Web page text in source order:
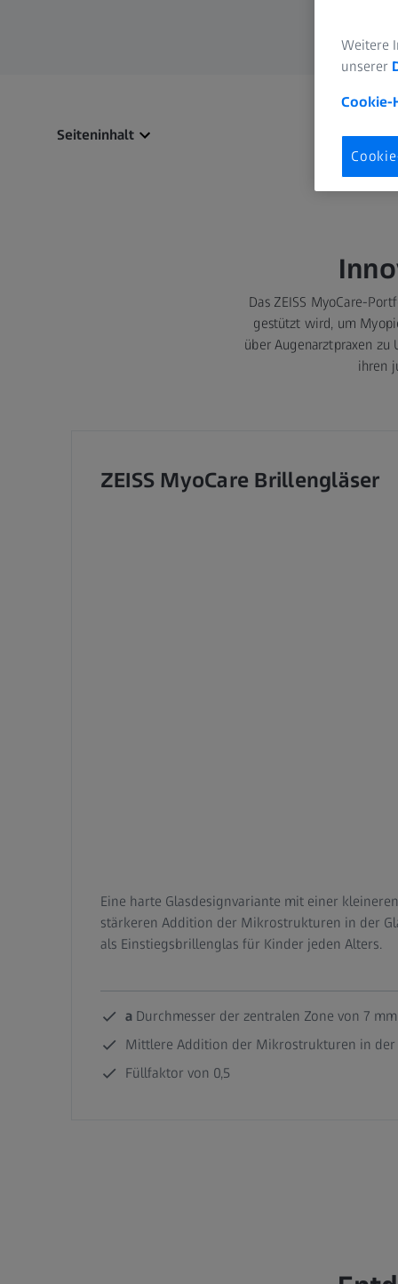
Seiteninhalt
Das ZEISS MyoCare-
gestützt wird, um
über Augenarztpraxen
ihren
ZEISS MyoCare Brillengläser
Eine harte Glasdesignvariante mit einer
stärkeren Addition der Mikrostrukturen in der
als Einstiegsbrillenglas für Kinder jeden Alters.
a Durchmesser der zentralen Zone von 7 mm
Mittlere Addition der Mikrostrukturen in der
Füllfaktor von 0,5
Weitere
unserer
Cookie-